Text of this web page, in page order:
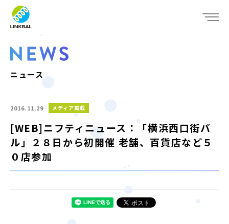
WHO WE ARE
SERVICE
IR
RECRUIT
NEWS
JP
ニュース
2016.11.29 メディア掲載
[WEB]ニフティニュース：「横浜西口街バ
ル」２８日から初開催 老舗、百貨店など５
０店参加